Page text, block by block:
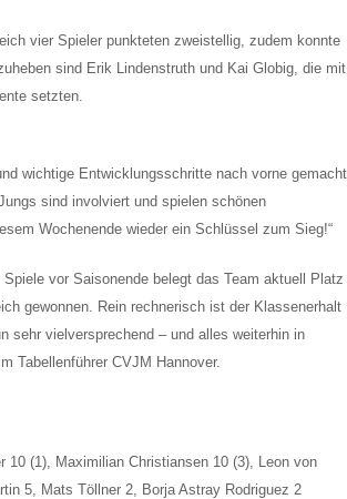
vier Spieler punkteten zweistellig, zudem konnte
sind Erik Lindenstruth und Kai Globig, die mit
setzten.
wichtige Entwicklungsschritte nach vorne gemacht
sind involviert und spielen schönen
Wochenende wieder ein Schlüssel zum Sieg!“
vor Saisonende belegt das Team aktuell Platz
gewonnen. Rein rechnerisch ist der Klassenerhalt
sehr vielversprechend – und alles weiterhin in
Tabellenführer CVJM Hannover.
10 (1), Maximilian Christiansen 10 (3), Leon von
5, Mats Töllner 2, Borja Astray Rodriguez 2